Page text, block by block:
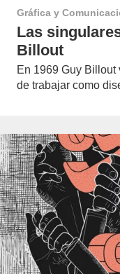
Gráfica y
Las
Billout
En 1969 Guy
de trabajar como